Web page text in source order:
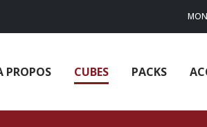
PROPOS CUBES PACKS